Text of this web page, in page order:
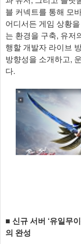
블 커넥트를 통해 모
어디서든 게임 상황
는 환경을 구축, 유저
행할 개발자 라이브
방향성을 소개하고,
다.
■ 신규 서버 ‘유일무
의 완성